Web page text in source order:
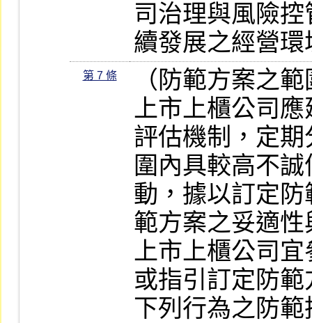
司治理與風險
續發展之經營環
第 7 條
（防範方案之
上市上櫃公司
評估機制，定
圍內具較高不
動，據以訂定
範方案之妥適
上市上櫃公司
或指引訂定防
下列行為之防範